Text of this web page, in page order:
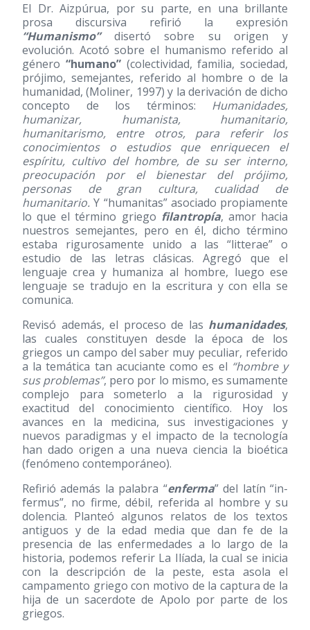
El Dr. Aizpúrua, por su parte, en una brillante
prosa discursiva refirió la expresión
“Humanismo”disertó sobre su origen y
evolución. Acotó sobre el humanismo referido al
género “humano”(colectividad, familia, sociedad,
prójimo, semejantes, referido al hombre o de la
humanidad, (Moliner, 1997) y la derivación de dicho
concepto de los términos: Humanidades,
humanizar, humanista, humanitario,
humanitarismo, entre otros, para referir los
conocimientos o estudios que enriquecen el
espíritu, cultivo del hombre, de su ser interno,
preocupación por el bienestar del prójimo,
personas de gran cultura, cualidad de
humanitario. Y “humanitas” asociado propiamente
lo que el término griego filantropía, amor hacia
nuestros semejantes, pero en él, dicho término
estaba rigurosamente unido a las “litterae” o
estudio de las letras clásicas. Agregó que el
lenguaje crea y humaniza al hombre, luego ese
lenguaje se tradujo en la escritura y con ella se
comunica.
Revisó además, el proceso de las humanidades,
las cuales constituyen desde la época de los
griegos un campo del saber muy peculiar, referido
a la temática tan acuciante como es el “hombre y
sus problemas”, pero por lo mismo, es sumamente
complejo para someterlo a la rigurosidad y
exactitud del conocimiento científico. Hoy los
avances en la medicina, sus investigaciones y
nuevos paradigmas y el impacto de la tecnología
han dado origen a una nueva ciencia la bioética
(fenómeno contemporáneo).
Refirió además la palabra “enferma” del latín “in-
fermus”, no firme, débil, referida al hombre y su
dolencia. Planteó algunos relatos de los textos
antiguos y de la edad media que dan fe de la
presencia de las enfermedades a lo largo de la
historia, podemos referir La Ilíada, la cual se inicia
con la descripción de la peste, esta asola el
campamento griego con motivo de la captura de la
hija de un sacerdote de Apolo por parte de los
griegos.